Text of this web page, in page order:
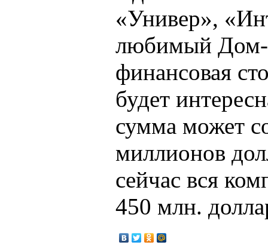
«Универ»,
любимый
финансовая
будет
сумма может
миллионов
сейчас вся
450 млн.